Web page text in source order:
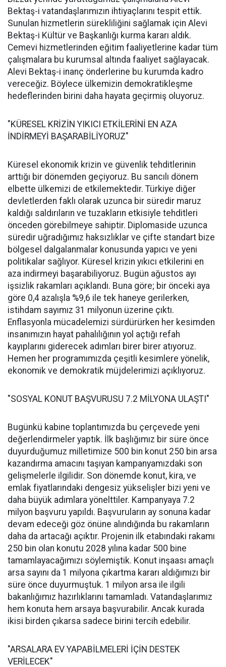
Bektaş-i vatandaşlarımızın ihtiyaçlarını tespit ettik.
Sunulan hizmetlerin sürekliliğini sağlamak için Alevi
Bektaş-i Kültür ve Başkanlığı kurma kararı aldık.
Cemevi hizmetlerinden eğitim faaliyetlerine kadar tüm
çalışmalara bu kurumsal altında faaliyet sağlayacak.
Alevi Bektaş-i inanç önderlerine bu kurumda kadro
vereceğiz. Böylece ülkemizin demokratikleşme
hedeflerinden birini daha hayata geçirmiş oluyoruz.
"KÜRESEL KRİZİN YIKICI ETKİLERİNİ EN AZA
İNDİRMEYİ BAŞARABİLİYORUZ"
Küresel ekonomik krizin ve güvenlik tehditlerinin
arttığı bir dönemden geçiyoruz. Bu sancılı dönem
elbette ülkemizi de etkilemektedir. Türkiye diğer
devletlerden faklı olarak uzunca bir süredir maruz
kaldığı saldırıların ve tuzakların etkisiyle tehditleri
önceden görebilmeye sahiptir. Diplomaside uzunca
süredir uğradığımız haksızlıklar ve çifte standart bize
bölgesel dalgalanmalar konusunda yapıcı ve yeni
politikalar sağlıyor. Küresel krizin yıkıcı etkilerini en
aza indirmeyi başarabiliyoruz. Bugün ağustos ayı
işsizlik rakamları açıklandı. Buna göre; bir önceki aya
göre 0,4 azalışla %9,6 ile tek haneye gerilerken,
istihdam sayımız 31 milyonun üzerine çıktı.
Enflasyonla mücadelemizi sürdürürken her kesimden
insanımızın hayat pahalılığının yol açtığı refah
kayıplarını giderecek adımları birer birer atıyoruz.
Hemen her programımızda çeşitli kesimlere yönelik,
ekonomik ve demokratik müjdelerimizi açıklıyoruz.
"SOSYAL KONUT BAŞVURUSU 7.2 MİLYONA ULAŞTI"
Bugünkü kabine toplantımızda bu çerçevede yeni
değerlendirmeler yaptık. İlk başlığımız bir süre önce
duyurduğumuz milletimize 500 bin konut 250 bin arsa
kazandırma amacını taşıyan kampanyamızdaki son
gelişmelerle ilgilidir. Son dönemde konut, kira, ve
emlak fiyatlarındaki dengesiz yükselişler bizi yeni ve
daha büyük adımlara yönelttiler. Kampanyaya 7.2
milyon başvuru yapıldı. Başvuruların ay sonuna kadar
devam edeceği göz önüne alındığında bu rakamların
daha da artacağı açıktır. Projenin ilk etabındaki rakamı
250 bin olan konutu 2028 yılına kadar 500 bine
tamamlayacağımızı söylemiştik. Konut inşaası amaçlı
arsa sayını da 1 milyona çıkartma kararı aldığımızı bir
süre önce duyurmuştuk. 1 milyon arsa ile ilgili
bakanlığımız hazırlıklarını tamamladı. Vatandaşlarımız
hem konuta hem arsaya başvurabilir. Ancak kurada
ikisi birden çıkarsa sadece birini tercih edebilir.
"ARSALARA EV YAPABİLMELERİ İÇİN DESTEK
VERİLECEK"